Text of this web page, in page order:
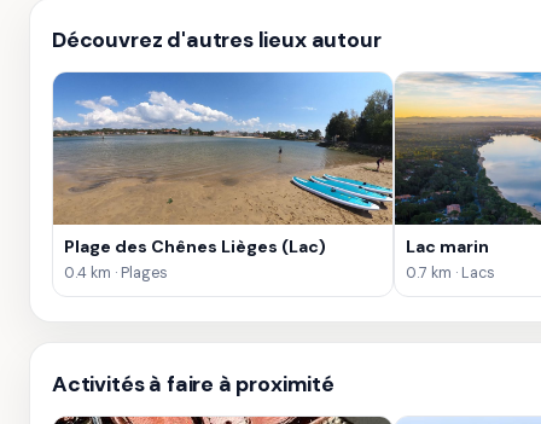
Découvrez d'autres lieux autour
Plage des Chênes Lièges (Lac)
0.4 km · Plages
Lac marin
0.7 km · Lacs
Activités à faire à proximité